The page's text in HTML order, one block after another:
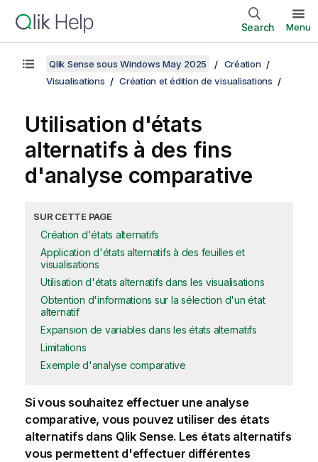
Search Menu
Qlik Sense sous Windows May 2025
Création
Visualisations
Création et édition de visualisations
Utilisation d'états
alternatifs à des fins
d'analyse comparative
SUR CETTE PAGE
Création d'états alternatifs
Application d'états alternatifs à des feuilles et
visualisations
Utilisation d'états alternatifs dans les visualisations
Obtention d'informations sur la sélection d'un état
alternatif
Expansion de variables dans les états alternatifs
Limitations
Exemple d'analyse comparative
Si vous souhaitez effectuer une analyse
comparative, vous pouvez utiliser des états
alternatifs dans Qlik Sense. Les états alternatifs
vous permettent d'effectuer différentes